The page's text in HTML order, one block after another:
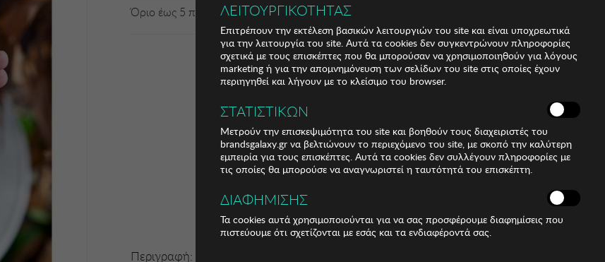
Όριο έως 5 προϊόν(τα) ανά παραγγελία
Περιγραφή:
ΛΕΙΤΟΥΡΓΙΚΟΤΗΤΑΣ
Επιτρέπουν την εκτέλεση βασικών λειτουργιών του site και είναι υποχρεωτικά
για την λειτουργία του site. Αυτά τα cookies δεν συγκεντρώνουν πληροφορίες
σχετικά με τους επισκέπτες που θα μπορούσαν να χρησιμοποιηθούν για λόγους
marketing ή για την απομνημόνευση των σελίδων του site στις οποίες έχουν
περιηγηθεί και λήγουν με το κλείσιμο του browser.
ΣΤΑΤΙΣΤΙΚΩΝ
Μετρούν την επισκεψιμότητα του site και βοηθούν τους διαχειριστές του
brandsgalaxy.gr να βελτιώνουν το περιεχόμενο του site, με σκοπό την καλύτερη
εμπειρία για τους επισκέπτες. Αυτά τα cookies δεν συλλέγουν πληροφορίες με
τις οποίες θα μπορούσε να αναγνωριστεί η ταυτότητά του επισκέπτη.
ΔΙΑΦΗΜΙΣΗΣ
Τα cookies αυτά χρησιμοποιούνται για να σας προσφέρουμε διαφημίσεις που
πιστεύουμε ότι σχετίζονται με εσάς και τα ενδιαφέροντά σας.